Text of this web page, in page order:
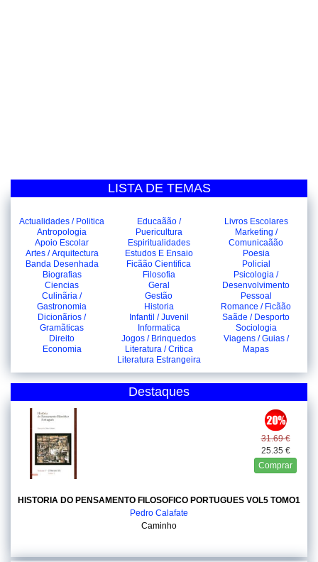
LISTA DE TEMAS
Actualidades / Politica
Antropologia
Apoio Escolar
Artes / Arquitectura
Banda Desenhada
Biografias
Ciencias
Culinãria /
Gastronomia
Dicionãrios /
Gramãticas
Direito
Economia
Educaãão /
Puericultura
Espiritualidades
Estudos E Ensaio
Ficãão Cientifica
Filosofia
Geral
Gestão
Historia
Infantil / Juvenil
Informatica
Jogos / Brinquedos
Literatura / Critica
Literatura Estrangeira
Livros Escolares
Marketing /
Comunicaãão
Poesia
Policial
Psicologia /
Desenvolvimento
Pessoal
Romance / Ficãão
Saãde / Desporto
Sociologia
Viagens / Guias /
Mapas
Destaques
31.69 €
25.35 €
Comprar
HISTORIA DO PENSAMENTO FILOSOFICO PORTUGUES VOL5 TOMO1
Pedro Calafate
Caminho